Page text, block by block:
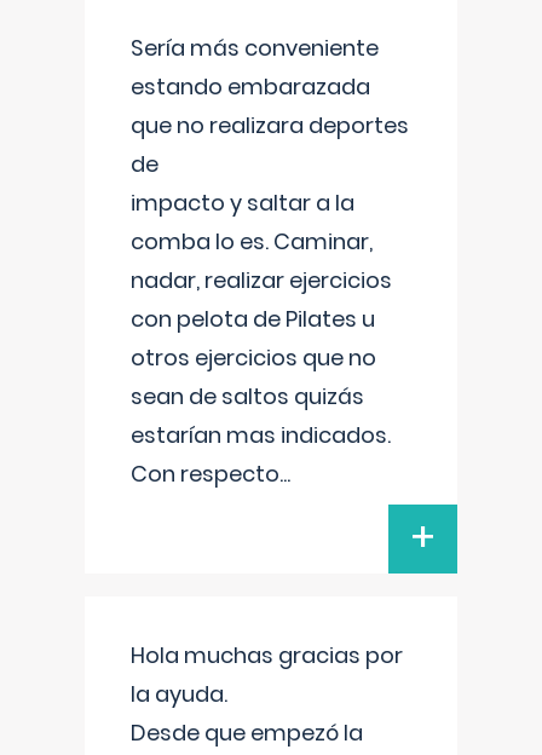
Sería más conveniente
estando embarazada
que no realizara deportes
de
impacto y saltar a la
comba lo es. Caminar,
nadar, realizar ejercicios
con pelota de Pilates u
otros ejercicios que no
sean de saltos quizás
estarían mas indicados.
Con respecto...
+
Hola muchas gracias por
la ayuda.
Desde que empezó la